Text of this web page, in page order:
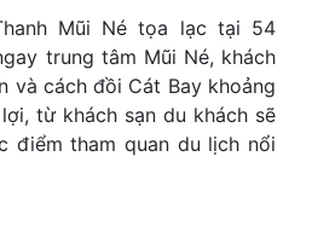
Mũi Né tọa lạc tại 54
trung tâm Mũi Né, khách
và cách đồi Cát Bay khoảng
từ khách sạn du khách sẽ
điểm tham quan du lịch nổi